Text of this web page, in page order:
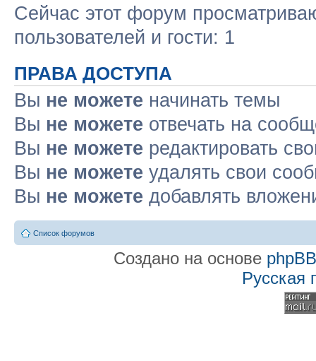
Сейчас этот форум
пользователей и гости: 1
ПРАВА ДОСТУПА
Вы не можете начинать темы
Вы не можете отвечать на
Вы не можете редактировать
Вы не можете удалять свои
Вы не можете добавлять
Список форумов
Создано на основе phpBB
Русская